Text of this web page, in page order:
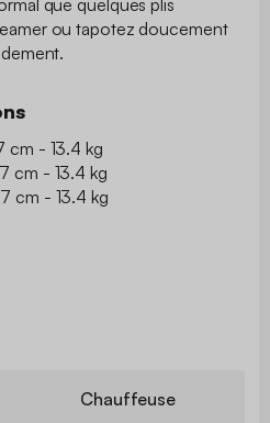
ou tapotez doucement
cm - 13.4 kg
cm - 13.4 kg
cm - 13.4 kg
Chauffeuse